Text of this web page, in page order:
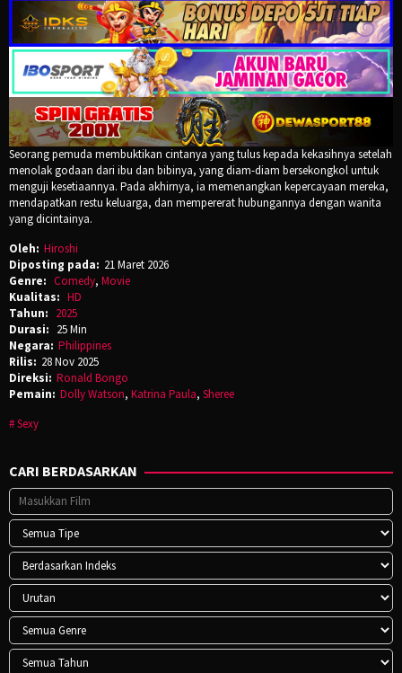
Seorang pemuda membuktikan cintanya yang tulus kepada kekasihnya setelah
menolak godaan dari ibu dan bibinya, yang diam-diam bersekongkol untuk
menguji kesetiaannya. Pada akhirnya, ia memenangkan kepercayaan mereka,
mendapatkan restu keluarga, dan mempererat hubungannya dengan wanita
yang dicintainya.
Oleh: Hiroshi
Diposting pada: 21 Maret 2026
Genre: Comedy, Movie
Kualitas: HD
Tahun: 2025
Durasi: 25 Min
Negara: Philippines
Rilis: 28 Nov 2025
Direksi: Ronald Bongo
Pemain: Dolly Watson, Katrina Paula, Sheree
Sexy
CARI BERDASARKAN